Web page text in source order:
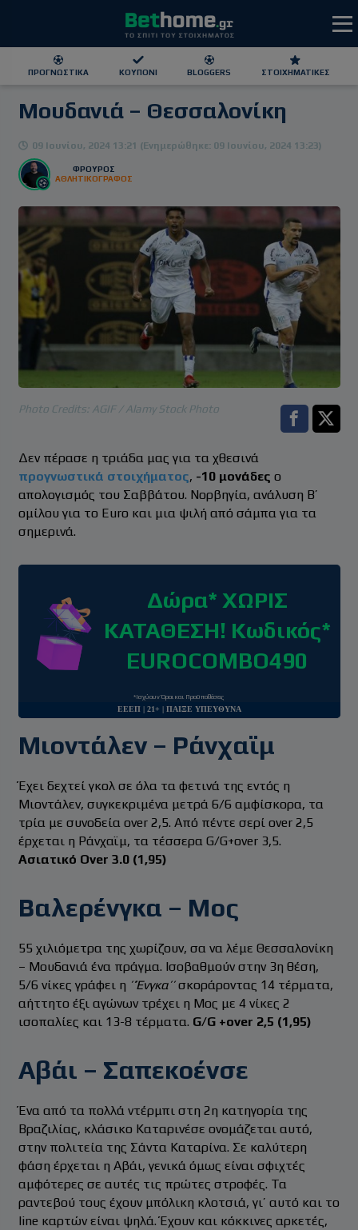
ΠΡΟΓΝΩΣΤΙΚΆ ΚΟΥΠΌΝΙ BLOGGERS ΣΤΟΙΧΗΜΑΤΙΚΕΣ
Μουδανιά – Θεσσαλονίκη
09 Ιουνίου, 2024 13:21 (Ενημερώθηκε: 09 Ιουνίου, 2024 13:23)
ΦΡΟΥΡΌΣ
ΑΘΛΗΤΙΚΟΓΡΑΦΟΣ
Photo Credits: AGIF / Alamy Stock Photo
Facebook
Δεν πέρασε η τριάδα μας για τα χθεσινά
προγνωστικά στοιχήματος, -10 μονάδες ο
απολογισμός του Σαββάτου. Νορβηγία, ανάλυση Β’
ομίλου για το Euro και μια ψιλή από σάμπα για τα
σημερινά.
Δώρα* ΧΩΡΙΣ
ΚΑΤΑΘΕΣΗ! Κωδικός*
EUROCOMBO490
*Ισχύουν Όροι και Προϋποθέσεις
ΕΕΕΠ | 21+ | ΠΑΙΞΕ ΥΠΕΥΘΥΝΑ
Μιοντάλεν – Ράνχαϊμ
Έχει δεχτεί γκολ σε όλα τα φετινά της εντός η
Μιοντάλεν, συγκεκριμένα μετρά 6/6 αμφίσκορα, τα
τρία με συνοδεία over 2,5. Από πέντε σερί over 2,5
έρχεται η Ράνχαϊμ, τα τέσσερα G/G+over 3,5.
Ασιατικό Over 3.0 (1,95)
Βαλερένγκα – Μος
55 χιλιόμετρα της χωρίζουν, σα να λέμε Θεσσαλονίκη
– Μουδανιά ένα πράγμα. Ισοβαθμούν στην 3η θέση,
5/6 νίκες γράφει η ’’Ένγκα’’σκοράροντας 14 τέρματα,
αήττητο έξι αγώνων τρέχει η Μος με 4 νίκες 2
ισοπαλίες και 13-8 τέρματα. G/G +over 2,5 (1,95)
Αβάι – Σαπεκοένσε
Ένα από τα πολλά ντέρμπι στη 2η κατηγορία της
Βραζιλίας, κλάσικο Καταρινέσε ονομάζεται αυτό,
στην πολιτεία της Σάντα Καταρίνα. Σε καλύτερη
φάση έρχεται η Αβάι, γενικά όμως είναι σφιχτές
αμφότερες σε αυτές τις πρώτες στροφές. Τα
ραντεβού τους έχουν μπόλικη κλοτσιά, γι’ αυτό και το
line καρτών είναι ψηλά. Έχουν και κόκκινες αρκετές,